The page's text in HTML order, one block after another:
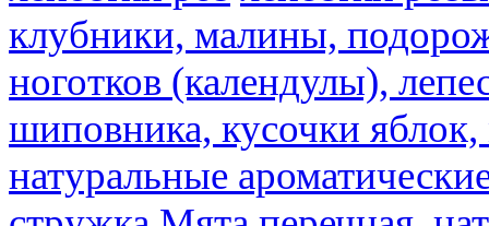
клубники, малины,
ноготков (календулы),
шиповника, кусочки
натуральные